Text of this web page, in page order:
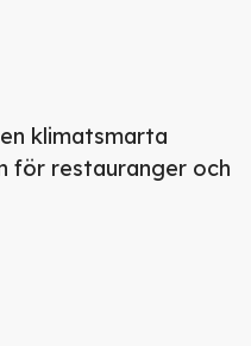
klimatsmarta
för restauranger och